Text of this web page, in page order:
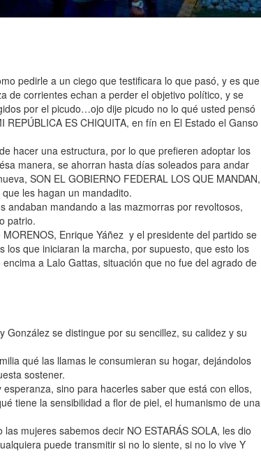
pedirle a un ciego que testificara lo que pasó, y es que
de corrientes echan a perder el objetivo político, y se
por el picudo…ojo dije picudo no lo qué usted pensó
ES CHIQUITA, en fín en El Estado el Ganso
hacer una estructura, por lo que prefieren adoptar los
manera, se ahorran hasta días soleados para andar
SON EL GOBIERNO FEDERAL LOS QUE MANDAN,
les hagan un mandadito.
andaban mandando a las mazmorras por revoltosos,
patrio.
Enrique Yáñez y el presidente del partido se
que iniciaran la marcha, por supuesto, que esto los
a Lalo Gattas, situación que no fue del agrado de
González se distingue por su sencillez, su calidez y su
qué las llamas le consumieran su hogar, dejándolos
sostener.
sino para hacerles saber que está con ellos,
tiene la sensibilidad a flor de piel, el humanismo de una
mujeres sabemos decir NO ESTARÁS SOLA, les dio
puede transmitir si no lo siente, si no lo vive Y